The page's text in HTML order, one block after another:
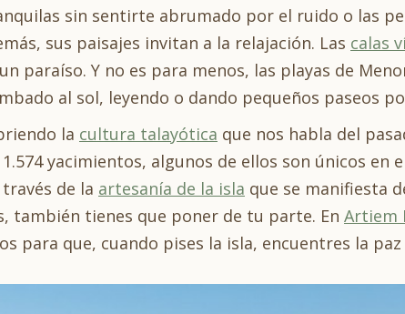
sin sentirte abrumado por el ruido o las
sus paisajes invitan a la relajación. Las calas
Y no es para menos, las playas de
al sol, leyendo o dando pequeños paseos
la cultura talayótica que nos habla del
yacimientos, algunos de ellos son únicos en
de la artesanía de la isla que se manifiesta
también tienes que poner de tu parte. En Artiem
para que, cuando pises la isla, encuentres la